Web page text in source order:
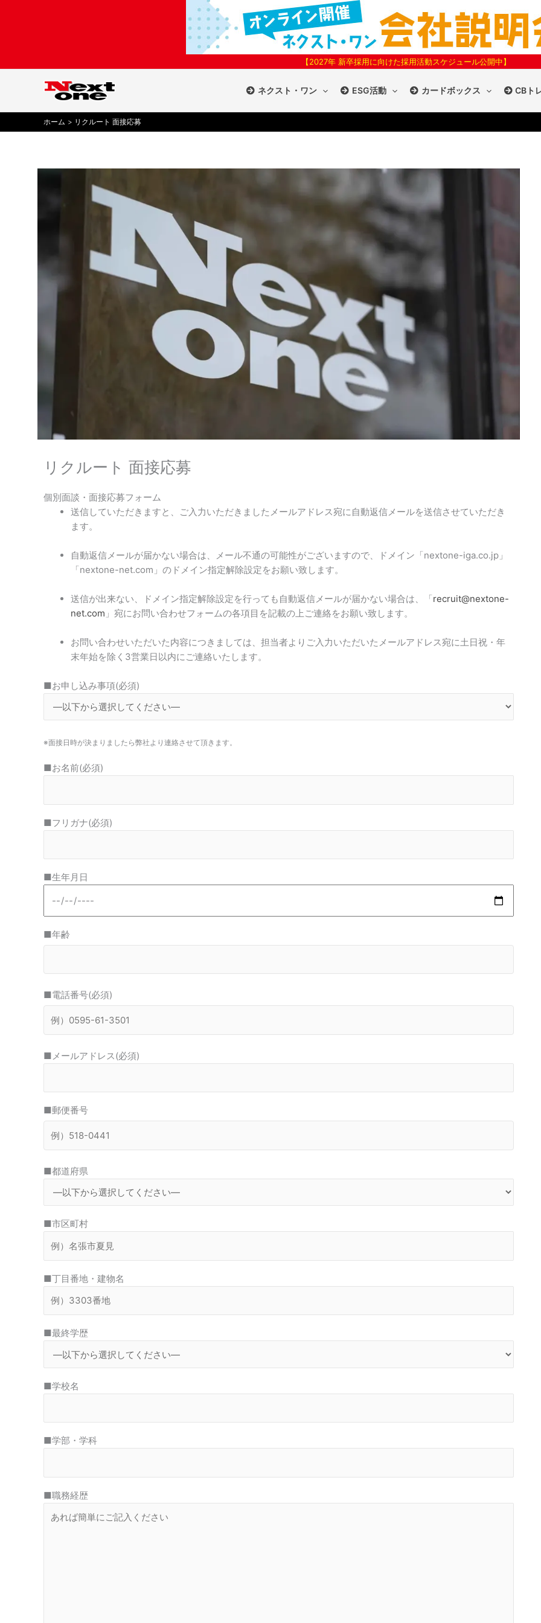
【2027年 新卒採用に向けた採用活動スケジュール公開中】
ネクスト・ワン ESG活動 カードボックス CBト
ホーム リクルート 面接応募
リクルート 面接応募
個別面談・面接応募フォーム
送信していただきますと、ご入力いただきましたメールアドレス宛に自動返信メールを送信させていただき
ます。
自動返信メールが届かない場合は、メール不通の可能性がございますので、ドメイン「nextone-iga.co.jp」
「nextone-net.com」のドメイン指定解除設定をお願い致します。
送信が出来ない、ドメイン指定解除設定を行っても自動返信メールが届かない場合は、「recruit@nextone-
net.com 」宛にお問い合わせフォームの各項目を記載の上ご連絡をお願い致します。
お問い合わせいただいた内容につきましては、担当者よりご入力いただいたメールアドレス宛に土日祝・年
末年始を除く3営業日以内にご連絡いたします。
■お申し込み事項(必須)
※面接日時が決まりましたら弊社より連絡させて頂きます。
■お名前(必須)
■フリガナ(必須)
■生年月日
■年齢
■電話番号(必須)
■メールアドレス(必須)
■郵便番号
■都道府県
■市区町村
■丁目番地・建物名
■最終学歴
■学校名
■学部・学科
■職務経歴